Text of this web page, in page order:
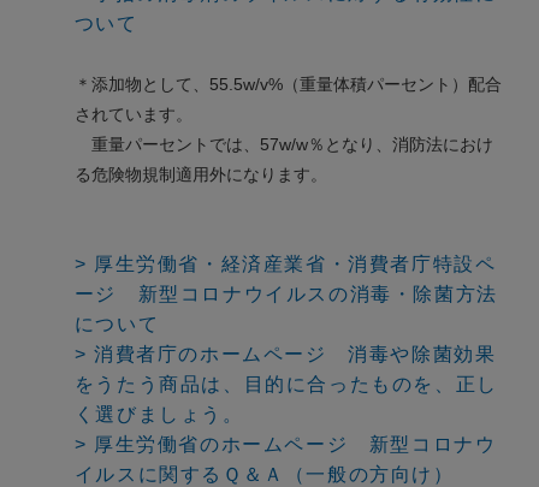
ついて
＊添加物として、55.5w/v%（重量体積パーセント）配合
されています。
重量パーセントでは、57w/w％となり、消防法におけ
る危険物規制適用外になります。
> 厚生労働省・経済産業省・消費者庁特設ペ
ージ 新型コロナウイルスの消毒・除菌方法
について
> 消費者庁のホームページ 消毒や除菌効果
をうたう商品は、目的に合ったものを、正し
く選びましょう。
> 厚生労働省のホームページ 新型コロナウ
イルスに関するＱ＆Ａ（一般の方向け）